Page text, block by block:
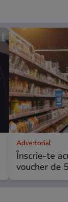
Advertorial
Înscrie-te
voucher de